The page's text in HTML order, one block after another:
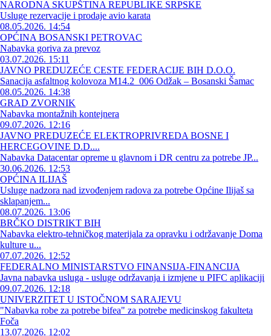
NARODNA SKUPŠTINA REPUBLIKE SRPSKE
Usluge rezervacije i prodaje avio karata
08.05.2026. 14:54
OPĆINA BOSANSKI PETROVAC
Nabavka goriva za prevoz
03.07.2026. 15:11
JAVNO PREDUZEĆE CESTE FEDERACIJE BIH D.O.O.
Sanacija asfaltnog kolovoza M14.2_006 Odžak – Bosanski Šamac
08.05.2026. 14:38
GRAD ZVORNIK
Nabavka montažnih kontejnera
09.07.2026. 12:16
JAVNO PREDUZEĆE ELEKTROPRIVREDA BOSNE I
HERCEGOVINE D.D....
Nabavka Datacentar opreme u glavnom i DR centru za potrebe JP...
30.06.2026. 12:53
OPĆINA ILIJAŠ
Usluge nadzora nad izvođenjem radova za potrebe Općine Ilijaš sa
sklapanjem...
08.07.2026. 13:06
BRČKO DISTRIKT BIH
Nabavka elektro-tehničkog materijala za opravku i održavanje Doma
kulture u...
07.07.2026. 12:52
FEDERALNO MINISTARSTVO FINANSIJA-FINANCIJA
Javna nabavka usluga - usluge održavanja i izmjene u PIFC aplikaciji
09.07.2026. 12:18
UNIVERZITET U ISTOČNOM SARAJEVU
"Nabavka robe za potrebe bifea" za potrebe medicinskog fakulteta
Foča
13.07.2026. 12:02